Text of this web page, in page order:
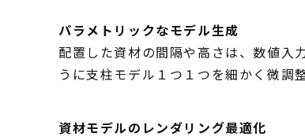
パラメトリックなモデル生成
配置した資材の間隔や高さは、数値入
うに支柱モデル１つ１つを細かく微調
資材モデルのレンダリング最適化